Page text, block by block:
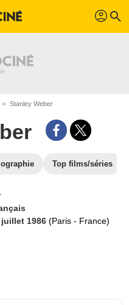
profil search
Stanley Weber
Top films/séries
juillet 1986(Paris - France)